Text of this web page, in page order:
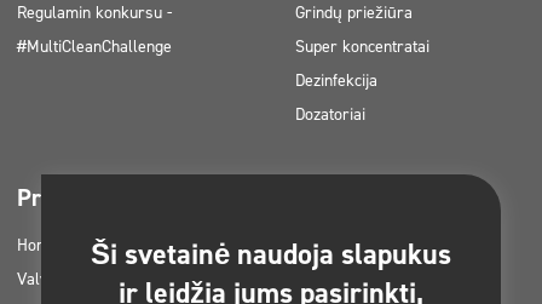
Regulamin konkursu -
#MultiCleanChallenge
Grindų priežiūra
Super koncentratai
Dezinfekcija
Dozatoriai
Pramonės šakos
Horetz
Valymo įmonės
Prekių katalogai
MSDS kortelės
Ši svetainė naudoja slapukus
ir leidžia jums pasirinkti,